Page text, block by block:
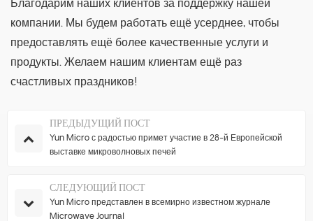
Благодарим наших клиентов за поддержку нашей
компании. Мы будем работать ещё усерднее, чтобы
предоставлять ещё более качественные услуги и
продукты. Желаем нашим клиентам ещё раз
счастливых праздников!
ПРЕДЫДУЩИЙ ПОСТ
Yun Micro с радостью примет участие в 28-й Европейской
выставке микроволновых печей
СЛЕДУЮЩИЙ ПОСТ
Yun Micro представлен в всемирно известном журнале
Microwave Journal